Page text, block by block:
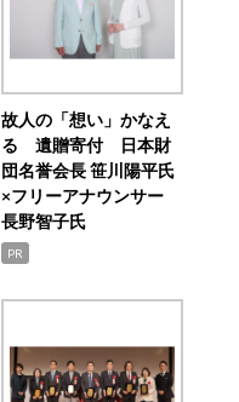
故人の「想い」かなえ
る 遺贈寄付 日本財
団名誉会長 笹川陽平氏
×フリーアナウンサー
長野智子氏
PR